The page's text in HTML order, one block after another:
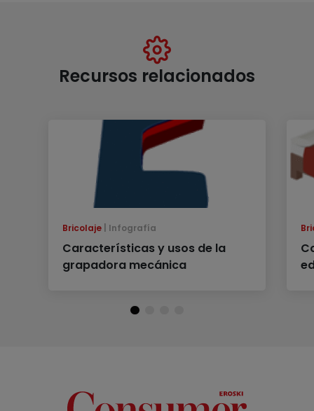
Recursos relacionados
Bricolaje Infografía
Características y usos de la
grapadora mecánica